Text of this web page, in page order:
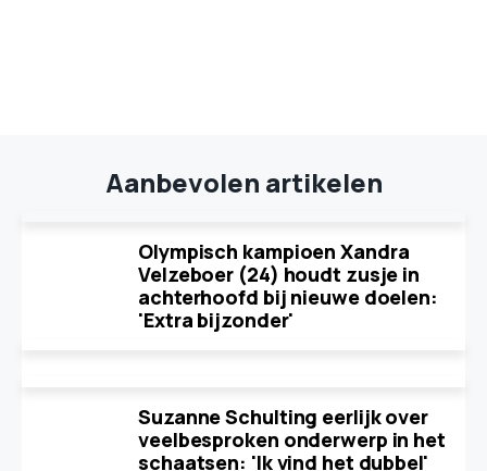
Aanbevolen artikelen
Olympisch kampioen Xandra
Velzeboer (24) houdt zusje in
achterhoofd bij nieuwe doelen:
'Extra bijzonder'
Suzanne Schulting eerlijk over
veelbesproken onderwerp in het
schaatsen: 'Ik vind het dubbel'